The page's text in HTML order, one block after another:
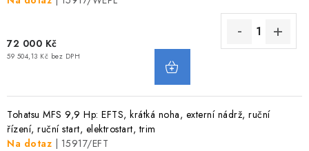
72 000 Kč
59 504,13 Kč bez DPH
Tohatsu MFS 9,9 Hp: EFTS, krátká noha, externí nádrž, ruční
řízení, ruční start, elektrostart, trim
Na dotaz
| 15917/EFT